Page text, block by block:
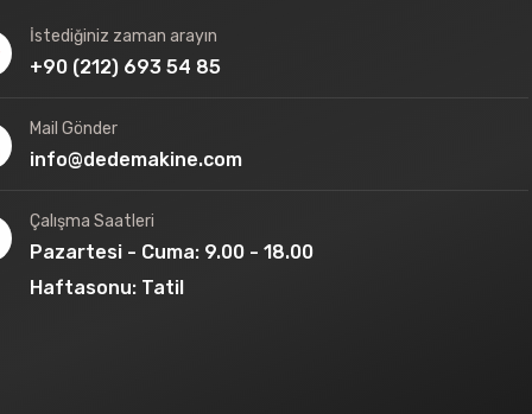
İstediğiniz zaman arayın
+90 (212) 693 54 85
Mail Gönder
info@dedemakine.com
Çalışma Saatleri
Pazartesi - Cuma: 9.00 - 18.00
Haftasonu: Tatil